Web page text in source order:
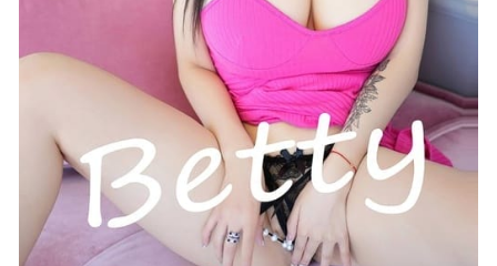
yuuhui玉汇 NO.43 被侵染的修女[103P-2.31G] 2025-04-18